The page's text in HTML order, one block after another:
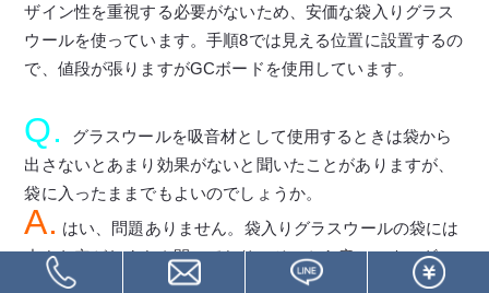
ザイン性を重視する必要がないため、安価な袋入りグラス
ウールを使っています。手順8では見える位置に設置するの
で、値段が張りますがGCボードを使用しています。
Q.
グラスウールを吸音材として使用するときは袋から
出さないとあまり効果がないと聞いたことがありますが、
袋に入ったままでもよいのでしょうか。
A. はい、問題ありません。袋入りグラスウールの袋には
小さな穴がたくさん開いており、そこから音のエネルギー
が振動として袋の中にも伝わります。そのため、中のグラ